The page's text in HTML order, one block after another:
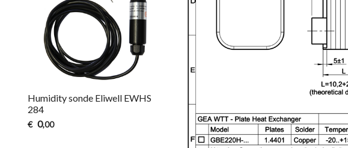
Humidity sonde Eliwell EWHS
284
€ 0,00